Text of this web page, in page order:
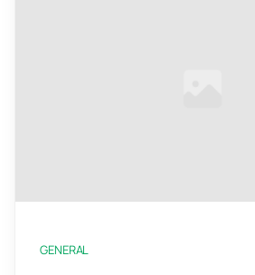
GENERAL